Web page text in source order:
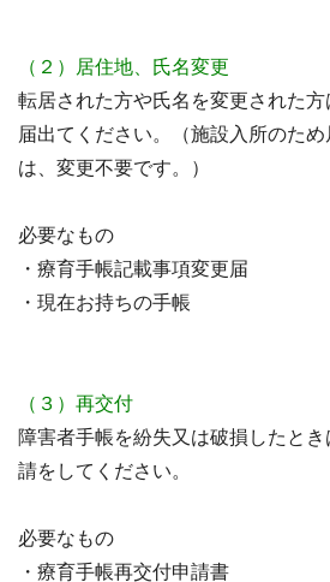
（２）居住地、氏名変更
転居された方や氏名を変更された
届出てください。（施設入所のた
は、変更不要です。）
必要なもの
・療育手帳記載事項変更届
・現在お持ちの手帳
（３）再交付
障害者手帳を紛失又は破損したと
請をしてください。
必要なもの
・療育手帳再交付申請書